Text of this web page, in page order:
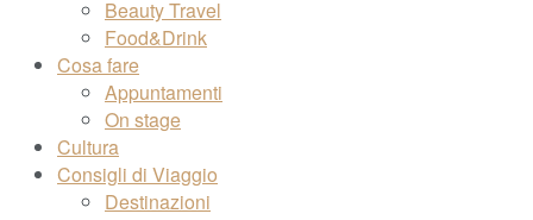
Beauty Travel
Food&Drink
Cosa fare
Appuntamenti
On stage
Cultura
Consigli di Viaggio
Destinazioni